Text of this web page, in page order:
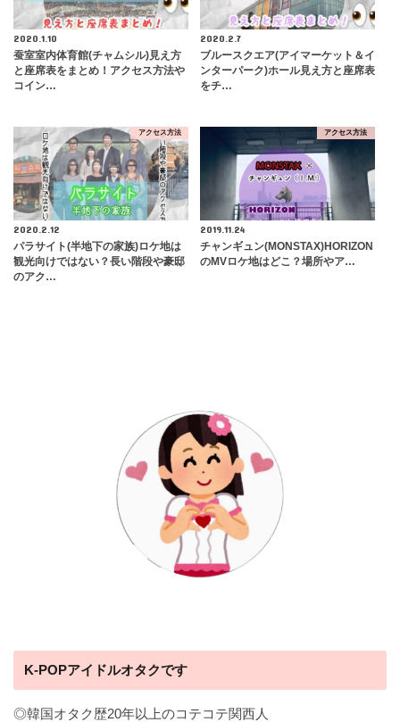
2020.1.10
蚕室室内体育館(チャムシル)見え方
と座席表をまとめ！アクセス方法や
コイン…
2020.2.7
ブルースクエア(アイマーケット＆イ
ンターパーク)ホール見え方と座席表
をチ…
アクセス方法
2020.2.12
パラサイト(半地下の家族)ロケ地は
観光向けではない？長い階段や豪邸
のアク…
アクセス方法
2019.11.24
チャンギュン(MONSTAX)HORIZON
のMVロケ地はどこ？場所やア…
K-POPアイドルオタクです
◎韓国オタク歴20年以上のコテコテ関西人